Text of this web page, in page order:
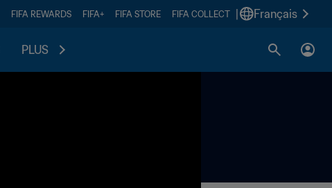
FIFA REWARDS FIFA+ FIFA STORE FIFA COLLECT Français
PLUS